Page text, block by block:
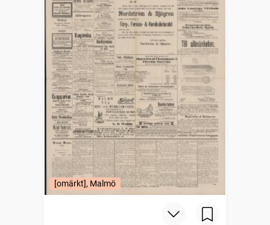
[omärkt], Malmö